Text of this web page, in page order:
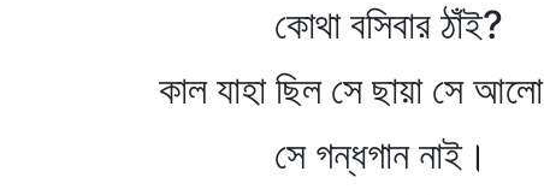
কোথা বসিবার ঠাঁই?
কাল যাহা ছিল সে ছায়া সে আলো
সে গন্ধগান নাই।